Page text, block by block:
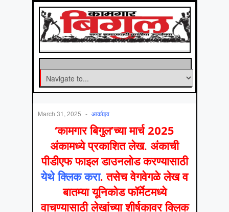
March 31, 2025 - आर्काइव
‘कामगार बिगुल’च्या मार्च 2025
अंकामध्ये प्रकाशित लेख. अंकाची
पीडीएफ फाइल डाउनलोड करण्यासाठी
येथे क्लिक करा. तसेच वेगवेगळे लेख व
बातम्या यूनिकोड फॉर्मेटमध्‍ये
वाचण्यासाठी लेखांच्या शीर्षकावर क्लिक